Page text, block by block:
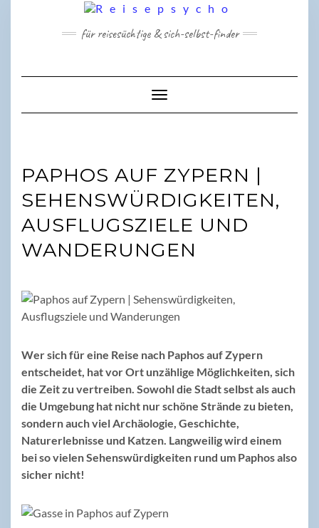
für reisesüchtige & sich-selbst-finder
Toggle Navigation
PAPHOS AUF ZYPERN |
SEHENSWÜRDIGKEITEN,
AUSFLUGSZIELE UND
WANDERUNGEN
Wer sich für eine Reise nach Paphos auf Zypern
entscheidet, hat vor Ort unzählige Möglichkeiten, sich
die Zeit zu vertreiben. Sowohl die Stadt selbst als auch
die Umgebung hat nicht nur schöne Strände zu bieten,
sondern auch viel Archäologie, Geschichte,
Naturerlebnisse und Katzen. Langweilig wird einem
bei so vielen Sehenswürdigkeiten rund um Paphos also
sicher nicht!